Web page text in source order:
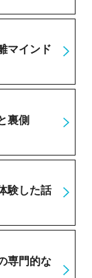
マインド
裏側
験した話
専門的な